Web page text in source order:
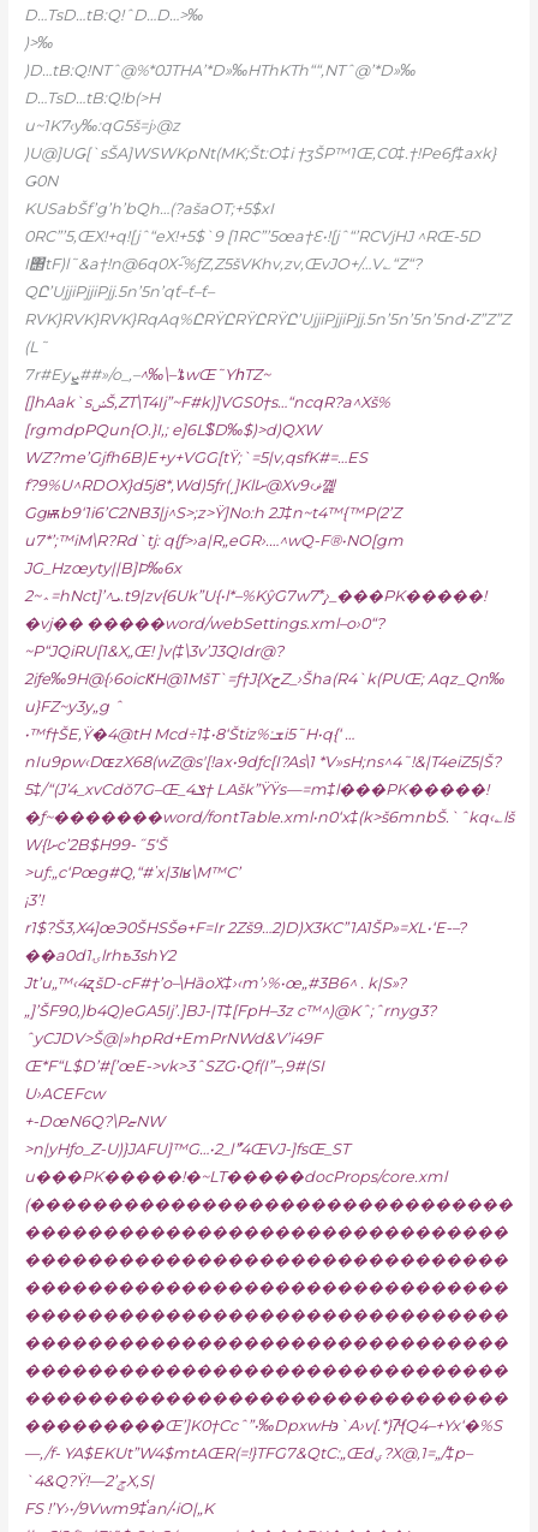
D…TsD…tB:Q!ˆD…D…>‰
)>‰
)D…tB:Q!NTˆ@%*0JTHA’*D»‰HThKTh““‚NTˆ@’*D»‰
D…TsD…tB:Q!b(>H
u~1K7‹y‰:qG5š=j›@z
)U@]UǤ[`sŠA]WSWKpNt(MK;Št:O‡i †ӡŠP™1Œ,C0‡.†!Pe6ƒ‡axk}
Ǥ0N
KUSabŠf’g’h’bQh…(?ašaOT;+5$xI
0RC”’5,ŒX!+q![jˆ“eX!+5$`9 [1RC”’5œa†Ԑ•![jˆ“’RCVjHJ ^RŒ-5D
I΢tF)l˜&a†!n@6q0X-֞%ƒZ‚Z5šVKhv‚zv‚ŒvJO+/…V؎“Z“?
QԸ’UjjiPjjiPjj.5n’5n’qƭ–ƭ–ƭ–
RVK}RVK}RVK}RqAq%ԸRŸԸRŸԸRŸԸ’UjjiPjjiPjj.5n’5n’5n’5nd•Z”Z”Z
(L˜
7r#Eyܨ##»/o_‚–^‰\–’ȶwŒ˜YհTZ~
[]hAak`sݾŠ,ZT\T4Ij”~F#k)]VGS0†s…“ncqR?a^Xš%
[rgmdpPQun{O.}I,; e]6L$̾D‰$)>d)QXW
WZ?me’Gjfh6B)E+y+VGG[tŸ;`=5|v‚qsfK#=…ES
f?9%U^RDOX}d5j8*,Wd)5ƒr(͵]KlIށ@Xvޥ›9꼝
Ggѭb9‘1i6’C2NB3|j^S>;z>Ÿ]No:h 2J‡n~t4™{™P(2’Z
u7*’;™iM\R?Rd`tj: q{ƒ>›a|R„eGR›.…^wQ-F®•NO[gm
JG_Hzœyty||B]Þ‰6x
2~؞=hNct]’^ܝ.t9|zv{6Uk”U{•l*–%KŷG7w7*̡›_���PK�����!
�vj�� �����word/webSettings.xml–o›0“?
~P“JQiRU[1&X„Œ! ]v(‡\3v’J3QIdr@?
2iƒe‰9H@{›6oicԞH@1MšT`=ƒ†J{XحZ_›Šha(R4`k(PUŒ; Aqz_Qn‰
u}FZ~y3y„g ˆ
•™f†ŠE‚Ÿ�4@tH Mcd÷1‡•8‘Štiz%:ܫi5˜H•q{‘ …
nIu9pw‹DɶzX68(wZ@s'[!ax•9dƒc[I?As\1 *V»sH;ns^4˜!&|T4eiZ5|Š?
5‡/“(J’4_xvCdŏ7G–Œ_ݏ4† LAšk”ŸŸs—=m‡l���PK�����!
�ƒ~�������word/fontTable.xml•n0‘x‡(k>š6mnbŠ.`ˆkq‹؎lš
W{!ށc’2B$H99-˝5‘Š
>uƒ:„c‘Pœg#Q‚“#ʽx|3Iʁ\M™C’
¡3’!
r1$?Š3,X4]œЭ0ŠHSŠɵ+F=Ir 2Zš9…2)D)X3KC”1A1ŠP»=XL•‘E-–?
��a0dۍ1lrhҍ3shY2
Jt’u„™‹4ʐšD-cF#†’o–\Hȁo݁X‡›‹m’›%•œ„#3B6^ . k|S»?
„]’ŠF90,)b4Q)eGA5Ij’.]BJ-|T‡[FpH–3z c™^)@Kˆ;ˆrnyg3?
ˆyCJDV>Š@|»hpRd+EmPrNWd&V’i49F
Œ*F“L$D’#[’œE->vk>3ˆSZG•Qf(I”–‚9#(SI
U›ACEFcw
+-DœN6Q?\PޏNW
>n|yHƒo_Z-U)}JAFU]™G…•2_lު”4ŒVJ-]fsŒ_ST
u���PK�����!�~LT�����docProps/core.xml
(�������������������������������
�������������������������������
�������������������������������
�������������������������������
�������������������������������
�������������������������������
�������������������������������
�������������������������������
���������Œ’]K0†Ccˆ”•‰DpxwH϶`A›v[.*}7ͧ[Q4–+Yx‘�%S
—‚/f- YA$EKUt”W4$mtAŒR(=!}TFG7&QtC:„Œdؠ?X@,1=„ܵ/‡p–
`4&Q?Ÿ!—ݮ’2X‚S|
FS !’Y›•/9Vwm9‡֫an/•iO|„K